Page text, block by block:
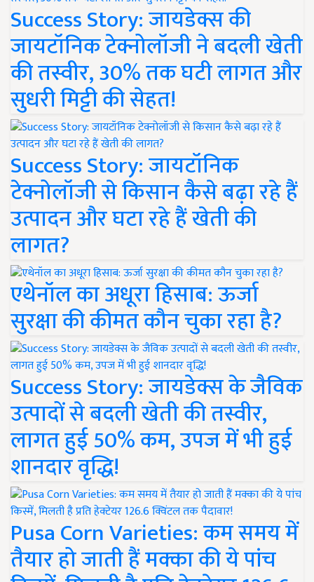
Success Story: जायडेक्स की
जायटॉनिक टेक्नोलॉजी ने बदली खेती
की तस्वीर, 30% तक घटी लागत और
सुधरी मिट्टी की सेहत!
Success Story: जायटॉनिक
टेक्नोलॉजी से किसान कैसे बढ़ा रहे हैं
उत्पादन और घटा रहे हैं खेती की
लागत?
एथेनॉल का अधूरा हिसाब: ऊर्जा
सुरक्षा की कीमत कौन चुका रहा है?
Success Story: जायडेक्स के जैविक
उत्पादों से बदली खेती की तस्वीर,
लागत हुई 50% कम, उपज में भी हुई
शानदार वृद्धि!
Pusa Corn Varieties: कम समय में
तैयार हो जाती हैं मक्का की ये पांच